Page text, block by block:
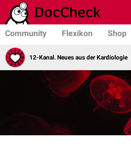
Community Flexikon Shop
12-Kanal. Neues aus der Kardiologie